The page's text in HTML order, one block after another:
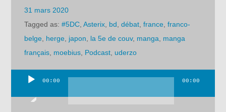
31 mars 2020
Tagged as:#5DC ,Asterix bd ,débat ,france ,franco-
belge herge japon la 5e de couv, manga
manga
français moebius Podcast uderzo
00:00 00:00